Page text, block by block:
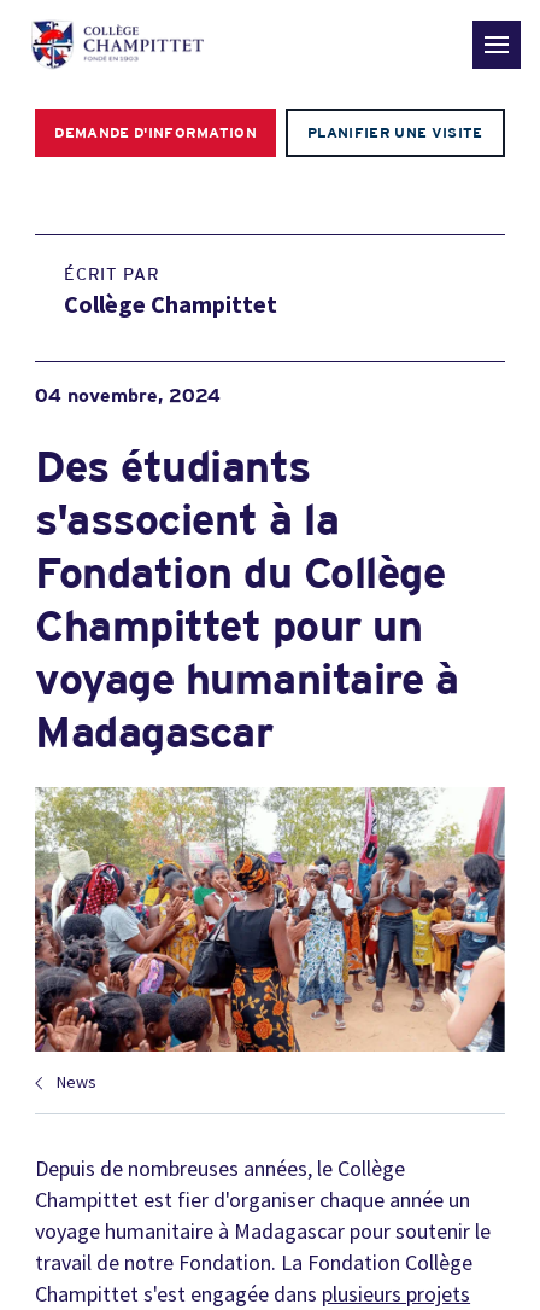
DEMANDE D'INFORMATION PLANIFIER UNE VISITE
ÉCRIT PAR
Collège Champittet
04 novembre, 2024
Des étudiants
s'associent à la
Fondation du Collège
Champittet pour un
voyage humanitaire à
Madagascar
News
Depuis de nombreuses années, le Collège
Champittet est fier d'organiser chaque année un
voyage humanitaire à Madagascar pour soutenir le
travail de notre Fondation. La Fondation Collège
Champittet s'est engagée dans plusieurs projets